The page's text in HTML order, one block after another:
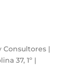
Consultores |
37, 1º |